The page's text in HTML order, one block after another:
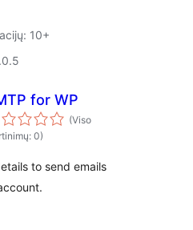
10+
for WP
(Viso
0)
to send emails